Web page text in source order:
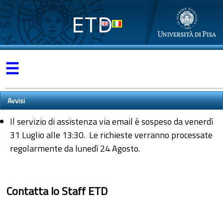
ETD
☰
Avvisi
Il servizio di assistenza via email è sospeso da venerdì
31 Luglio alle 13:30. Le richieste verranno processate
regolarmente da lunedì 24 Agosto.
Contatta lo Staff ETD